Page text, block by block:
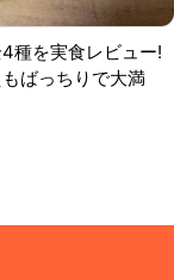
種を実食レビュー!
ばっちりで大満